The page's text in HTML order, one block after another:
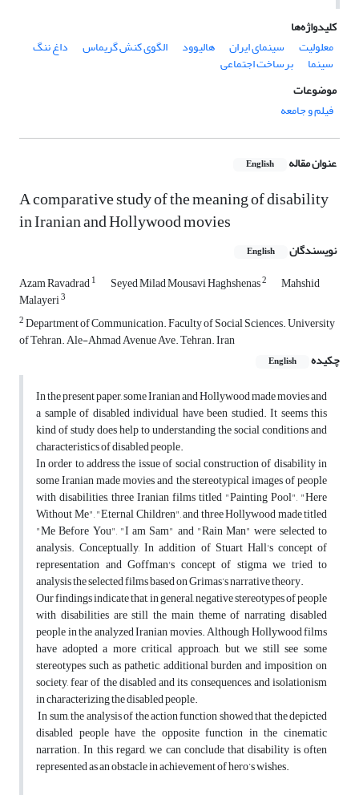
کلیدواژه‌ها
معلولیت
سینمای ایران هالیوود الگوی کنش گریماس داغ ننگ
سینما
برساخت اجتماعی
موضوعات
فیلم و جامعه
عنوان مقاله English
A comparative study of the meaning of disability
in Iranian and Hollywood movies
نویسندگان English
Azam Ravadrad1 Seyed Milad Mousavi Haghshenas2 Mahshid
Malayeri3
2Department of Communication. Faculty of Social Sciences. University
of Tehran. Ale-Ahmad Avenue Ave. Tehran. Iran
چکیده
English
In the present paper, some Iranian and Hollywood made movies and
a sample of disabled individual have been studied. It seems this
kind of study does help to understanding the social conditions and
characteristics of disabled people.
In order to address the issue of social construction of disability in
some Iranian made movies and the stereotypical images of people
with disabilities, three Iranian films titled "Painting Pool", "Here
Without Me", "Eternal Children", and three Hollywood made titled
"Me Before You", "I am Sam" and "Rain Man" were selected to
analysis. Conceptually, In addition of Stuart Hall's concept of
representation and Goffman's concept of stigma we tried to
analysis the selected films based on Grimas’s narrative theory.
Our findings indicate that, in general, negative stereotypes of people
with disabilities are still the main theme of narrating disabled
people in the analyzed Iranian movies. Although Hollywood films
have adopted a more critical approach, but we still see some
stereotypes such as pathetic, additional burden and imposition on
society, fear of the disabled and its consequences, and isolationism
in characterizing the disabled people.
In sum, the analysis of the action function showed that the depicted
disabled people have the opposite function in the cinematic
narration. In this regard, we can conclude that disability is often
represented as an obstacle in achievement of hero’s wishes.